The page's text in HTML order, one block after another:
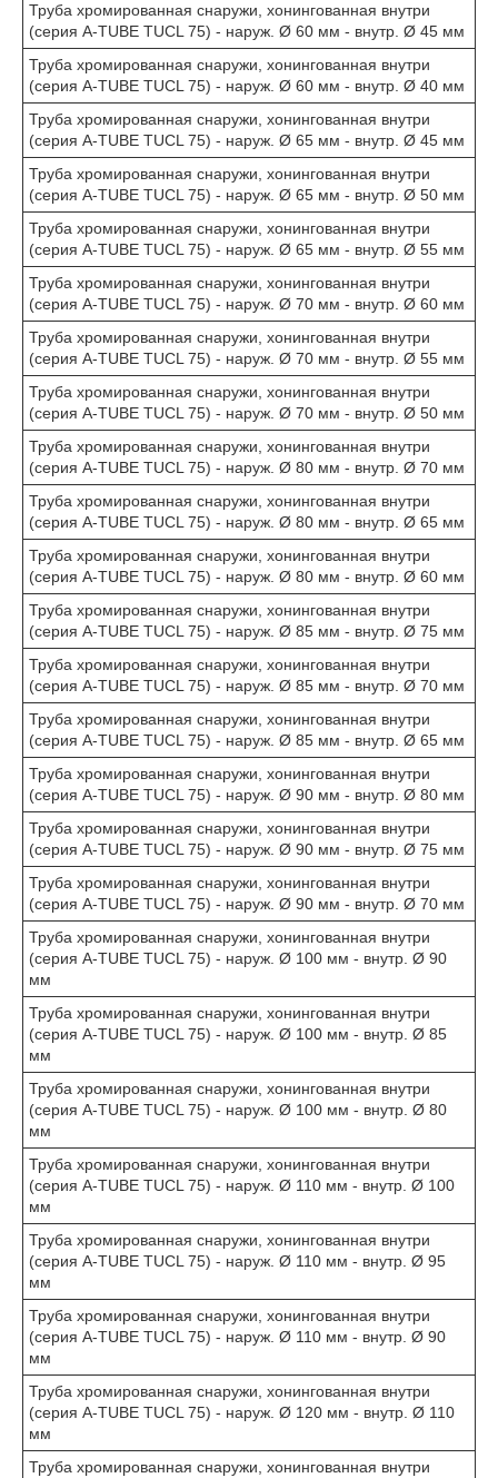
Труба хромированная снаружи, хонингованная внутри
(серия A-TUBE TUCL 75) - наруж. Ø 60 мм - внутр. Ø 45 мм
Труба хромированная снаружи, хонингованная внутри
(серия A-TUBE TUCL 75) - наруж. Ø 60 мм - внутр. Ø 40 мм
Труба хромированная снаружи, хонингованная внутри
(серия A-TUBE TUCL 75) - наруж. Ø 65 мм - внутр. Ø 45 мм
Труба хромированная снаружи, хонингованная внутри
(серия A-TUBE TUCL 75) - наруж. Ø 65 мм - внутр. Ø 50 мм
Труба хромированная снаружи, хонингованная внутри
(серия A-TUBE TUCL 75) - наруж. Ø 65 мм - внутр. Ø 55 мм
Труба хромированная снаружи, хонингованная внутри
(серия A-TUBE TUCL 75) - наруж. Ø 70 мм - внутр. Ø 60 мм
Труба хромированная снаружи, хонингованная внутри
(серия A-TUBE TUCL 75) - наруж. Ø 70 мм - внутр. Ø 55 мм
Труба хромированная снаружи, хонингованная внутри
(серия A-TUBE TUCL 75) - наруж. Ø 70 мм - внутр. Ø 50 мм
Труба хромированная снаружи, хонингованная внутри
(серия A-TUBE TUCL 75) - наруж. Ø 80 мм - внутр. Ø 70 мм
Труба хромированная снаружи, хонингованная внутри
(серия A-TUBE TUCL 75) - наруж. Ø 80 мм - внутр. Ø 65 мм
Труба хромированная снаружи, хонингованная внутри
(серия A-TUBE TUCL 75) - наруж. Ø 80 мм - внутр. Ø 60 мм
Труба хромированная снаружи, хонингованная внутри
(серия A-TUBE TUCL 75) - наруж. Ø 85 мм - внутр. Ø 75 мм
Труба хромированная снаружи, хонингованная внутри
(серия A-TUBE TUCL 75) - наруж. Ø 85 мм - внутр. Ø 70 мм
Труба хромированная снаружи, хонингованная внутри
(серия A-TUBE TUCL 75) - наруж. Ø 85 мм - внутр. Ø 65 мм
Труба хромированная снаружи, хонингованная внутри
(серия A-TUBE TUCL 75) - наруж. Ø 90 мм - внутр. Ø 80 мм
Труба хромированная снаружи, хонингованная внутри
(серия A-TUBE TUCL 75) - наруж. Ø 90 мм - внутр. Ø 75 мм
Труба хромированная снаружи, хонингованная внутри
(серия A-TUBE TUCL 75) - наруж. Ø 90 мм - внутр. Ø 70 мм
Труба хромированная снаружи, хонингованная внутри
(серия A-TUBE TUCL 75) - наруж. Ø 100 мм - внутр. Ø 90
мм
Труба хромированная снаружи, хонингованная внутри
(серия A-TUBE TUCL 75) - наруж. Ø 100 мм - внутр. Ø 85
мм
Труба хромированная снаружи, хонингованная внутри
(серия A-TUBE TUCL 75) - наруж. Ø 100 мм - внутр. Ø 80
мм
Труба хромированная снаружи, хонингованная внутри
(серия A-TUBE TUCL 75) - наруж. Ø 110 мм - внутр. Ø 100
мм
Труба хромированная снаружи, хонингованная внутри
(серия A-TUBE TUCL 75) - наруж. Ø 110 мм - внутр. Ø 95
мм
Труба хромированная снаружи, хонингованная внутри
(серия A-TUBE TUCL 75) - наруж. Ø 110 мм - внутр. Ø 90
мм
Труба хромированная снаружи, хонингованная внутри
(серия A-TUBE TUCL 75) - наруж. Ø 120 мм - внутр. Ø 110
мм
Труба хромированная снаружи, хонингованная внутри